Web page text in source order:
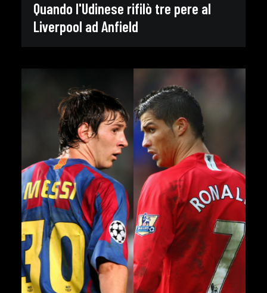
Quando l'Udinese rifilò tre pere al
Liverpool ad Anfield